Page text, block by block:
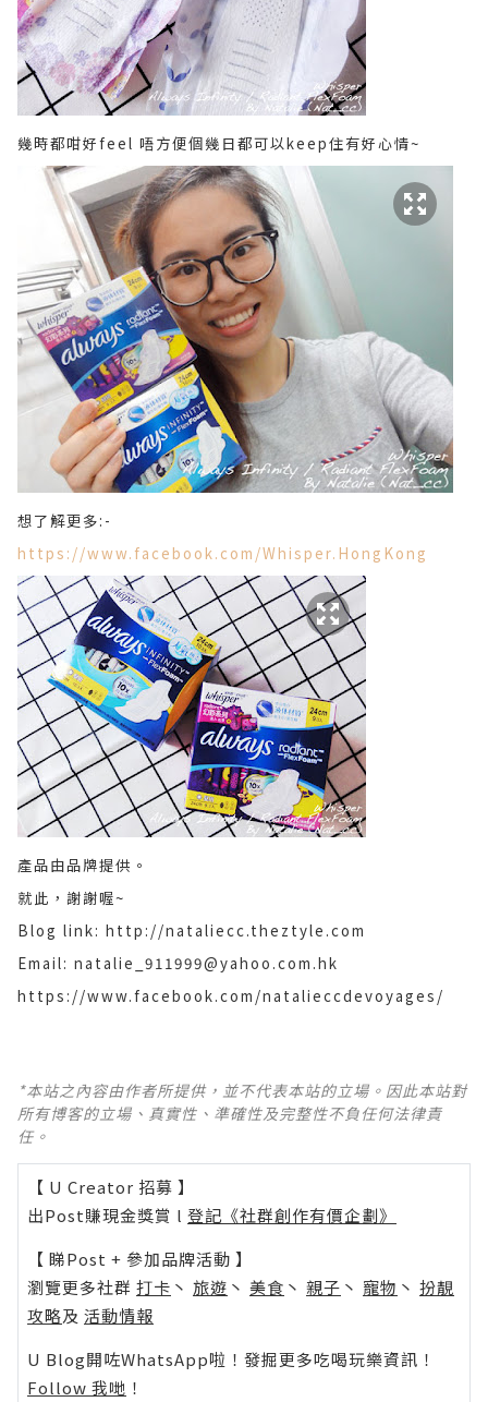
幾時都咁好feel 唔方便個幾日都可以keep住有好心情~
想了解更多:-
https://www.facebook.com/Whisper.HongKong
產品由品牌提供。
就此，謝謝喔~
Blog link: http://nataliecc.theztyle.com
Email: natalie_911999@yahoo.com.hk
https://www.facebook.com/natalieccdevoyages/
*本站之內容由作者所提供，並不代表本站的立場。因此本站對
所有博客的立場、真實性、準確性及完整性不負任何法律責
任。
【 U Creator 招募 】
出Post賺現金獎賞 l 登記《社群創作有價企劃》
【 睇Post + 參加品牌活動 】
瀏覽更多社群 打卡 丶 旅遊 丶 美食 丶 親子 丶 寵物 丶 扮靚
攻略及 活動情報
U Blog開咗WhatsApp啦！發掘更多吃喝玩樂資訊！
Follow 我哋 ！